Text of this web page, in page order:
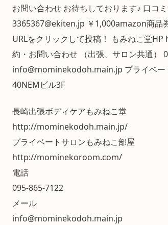
お問い合わせ お待ちしております♪ 口コ
3365367@ekiten.jp ￥1,000amazon商品
URLをクリックして投稿！ もみねこ堂
約・お問い合わせ （出張、サロン共通）
info@mominekodoh.main.jp プライベー
40NEMビル3F
長崎出張ボディケアもみねこ堂
http://mominekodoh.main.jp/
プライベートサロンもみねこ部屋
http://mominekoroom.com/
電話
095-865-7122
メール
info@mominekodoh.main.jp